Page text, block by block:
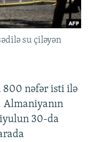
su çiləyən
800 nəfər isti ilə
Almaniyanın
30-da